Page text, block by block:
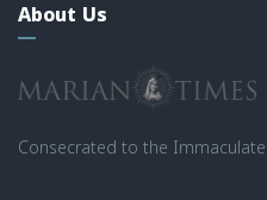
About Us
Consecrated to the